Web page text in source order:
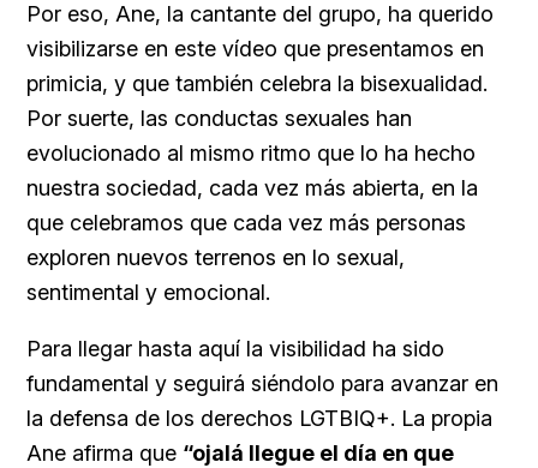
Por eso, Ane, la cantante del grupo, ha querido
visibilizarse en este vídeo que presentamos en
primicia, y que también celebra la bisexualidad.
Por suerte, las conductas sexuales han
evolucionado al mismo ritmo que lo ha hecho
nuestra sociedad, cada vez más abierta, en la
que celebramos que cada vez más personas
exploren nuevos terrenos en lo sexual,
sentimental y emocional.
Para llegar hasta aquí la visibilidad ha sido
fundamental y seguirá siéndolo para avanzar en
la defensa de los derechos LGTBIQ+. La propia
Ane afirma que “ojalá llegue el día en que